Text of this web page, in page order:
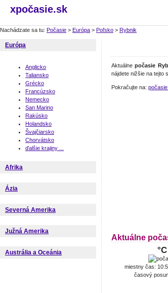
xpočasie.sk
Nachádzate sa tu: Počasie > Európa > Poľsko > Rybnik
Európa
Anglicko
Taliansko
Grécko
Francúzsko
Nemecko
San Marino
Rakúsko
Holandsko
Švajčiarsko
Chorvátsko
ďalšie krajiny ...
Afrika
Ázia
Severná Amerika
Južná Amerika
Austrália a Oceánia
Aktuálnepočasie
nájdete nižšie na tejto
Pokračujte na:
Aktuálne
°C
miestny čas:
časový